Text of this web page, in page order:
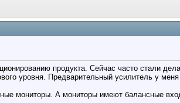
продукта. Сейчас часто стали
уровня. Предварительный усилитель у
мониторы. А мониторы имеют балансные